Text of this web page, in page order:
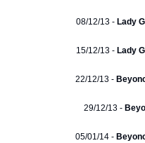
08/12/13 - Lady
15/12/13 - Lady
22/12/13 -
29/12/13 -
05/01/14 -